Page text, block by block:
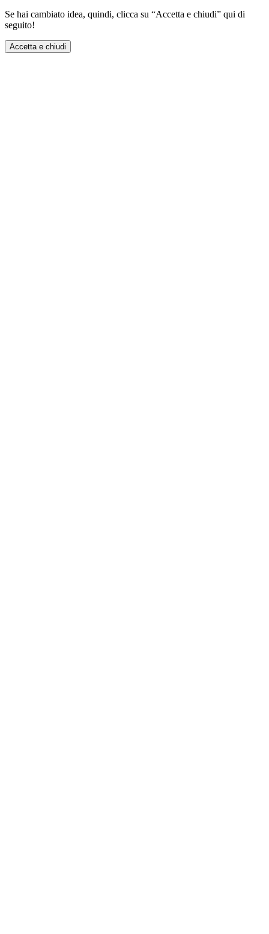
Se hai cambiato idea, quindi, clicca su “Accetta e chiudi” qui di
seguito!
Accetta e chiudi